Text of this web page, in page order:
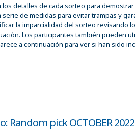
detalles de cada sorteo para
de medidas para evitar trampas y
la imparcialidad del sorteo revisando
Los participantes también pueden
a continuación para ver si han sido
Random pick OCTOBER